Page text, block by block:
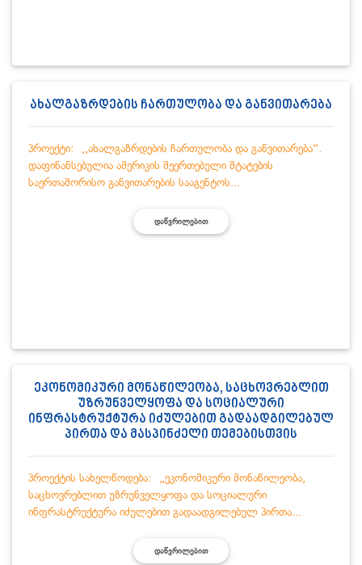
ახალგაზრდების ჩართულობა და განვითარება
პროექტი: ,,ახალგაზრდების ჩართულობა და განვითარება“.
დაფინანსებულია ამერიკის შეერთებული შტატების
საერთაშორისო განვითარების სააგენტოს...
ᲓᲐᲬᲕᲠᲘᲚᲔᲑᲘᲗ
ეკონომიკური მონაწილეობა, საცხოვრებლით
უზრუნველყოფა და სოციალური
ინფრასტრუქტურა იძულებით გადაადგილებულ
პირთა და მასპინძელი თემებისთვის
პროექტის სახელწოდება: „ეკონომიკური მონაწილეობა,
საცხოვრებლით უზრუნველყოფა და სოციალური
ინფრასტრუქტურა იძულებით გადაადგილებულ პირთა...
ᲓᲐᲬᲕᲠᲘᲚᲔᲑᲘᲗ